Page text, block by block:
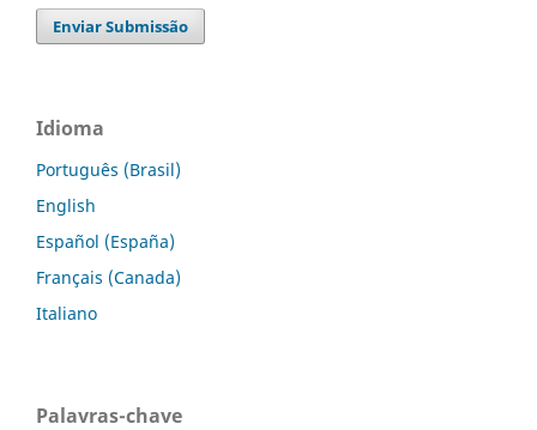
Enviar Submissão
Idioma
Português (Brasil)
English
Español (España)
Français (Canada)
Italiano
Palavras-chave